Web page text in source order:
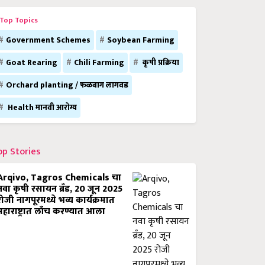
Topics
Government Schemes
Soybean Farming
Goat Rearing
Chili Farming
कृषी प्रक्रिया
Orchard planting / फळबाग लागवड
Health मानवी आरोग्य
Stories
Tagros Chemicals चा
कृषी रसायन ब्रँड, 20 जून 2025
नागपूरमध्ये भव्य कार्यक्रमात
लाँच करण्यात आला